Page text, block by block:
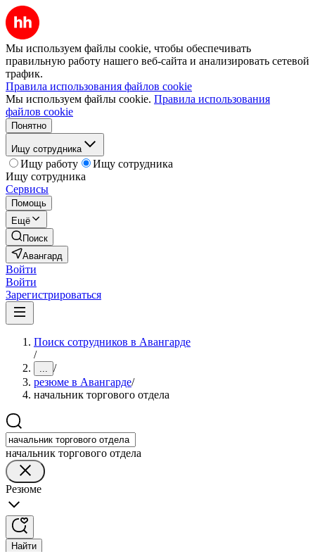
Мы используем файлы cookie, чтобы обеспечивать
правильную работу нашего веб-сайта и анализировать сетевой
трафик.
Правила использования файлов cookie
Мы используем файлы cookie. Правила использования
файлов cookie
Понятно
Ищу сотрудника
Ищу работу
Ищу сотрудника
Ищу сотрудника
Сервисы
Помощь
Ещё
Поиск
Авангард
Войти
Войти
Зарегистрироваться
Поиск сотрудников в Авангарде
/
... /
резюме в Авангарде/
начальник торгового отдела
начальник торгового отдела
Резюме
Найти